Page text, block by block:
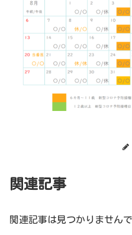
関連記事
関連記事は見つかりませんで